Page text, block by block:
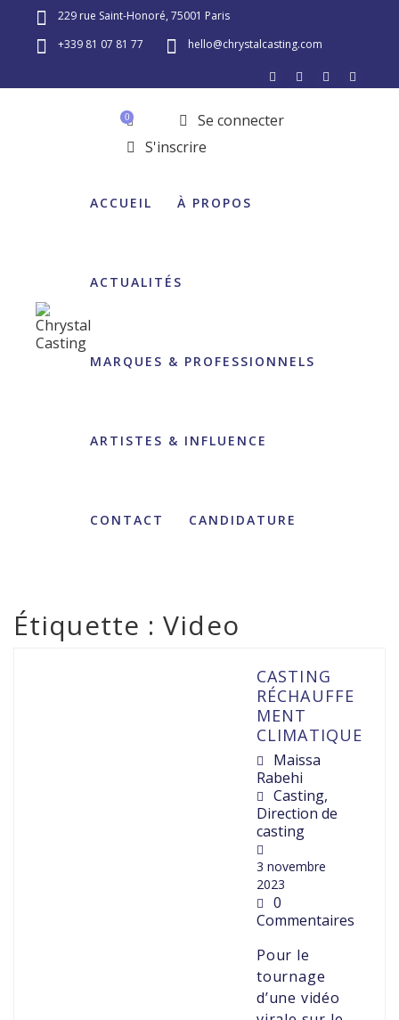
229 rue Saint-Honoré, 75001 Paris
+339 81 07 81 77
hello@chrystalcasting.com
0
Se connecter
S'inscrire
ACCUEIL À PROPOS
ACTUALITÉS
MARQUES & PROFESSIONNELS
ARTISTES & INFLUENCE
CONTACT CANDIDATURE
Étiquette :Video
CASTING
RÉCHAUFFE
MENT
CLIMATIQUE
Maissa
Rabehi
Casting,
Direction de
casting
3 novembre
2023
0
Commentaires
Pour le
tournage
d’une vidéo